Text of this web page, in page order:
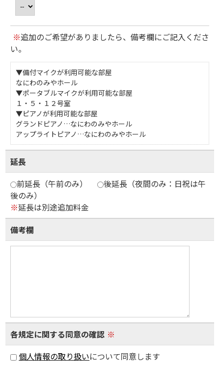
※追加のご希望がありましたら、備考欄にご記入くださ
い。
▼備付マイクが利用可能な部屋
なにわのみやホール
▼ポータブルマイクが利用可能な部屋
１・５・１２号室
▼ピアノが利用可能な部屋
グランドピアノ…なにわのみやホール
アップライトピアノ…なにわのみやホール
延長
前延長（午前のみ）
後延長（夜間のみ：日祝は午
後のみ）
※延長は別途追加料金
備考欄
各規定に関する同意の確認 ※
個人情報の取り扱いについて同意します